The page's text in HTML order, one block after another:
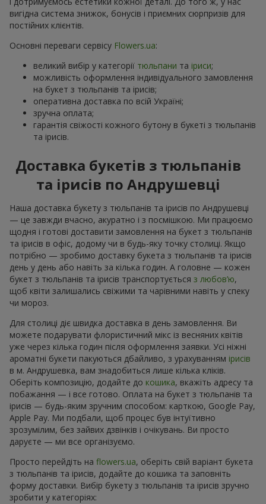
вигідна система знижок, бонусів і приємних сюрпризів для
постійних клієнтів.
Основні переваги сервісу Flowers.ua:
великий вибір у категорії тюльпани та іриси;
можливість оформлення індивідуального замовлення
на букет з тюльпанів та ірисів;
оперативна доставка по всій Україні;
зручна оплата;
гарантія свіжості кожного бутону в букеті з тюльпанів
та ірисів.
Доставка букетів з тюльпанів
та ірисів по Андрушевці
Наша доставка букету з тюльпанів та ірисів по Андрушевці
— це завжди вчасно, акуратно і з посмішкою. Ми працюємо
щодня і готові доставити замовлення на букет з тюльпанів
та ірисів в офіс, додому чи в будь-яку точку столиці. Якщо
потрібно — зробимо доставку букета з тюльпанів та ірисів
день у день або навіть за кілька годин. А головне — кожен
букет з тюльпанів та ірисів транспортується з любов’ю,
щоб квіти залишались свіжими та чарівними навіть у спеку
чи мороз.
Для столиці діє швидка доставка в день замовлення. Ви
можете подарувати флористичний мікс із весняних квітів
уже через кілька годин після оформлення заявки. Усі ніжні
ароматні букети пакуються дбайливо, з урахуванням ірисів
в м. Андрушевка, вам знадобиться лише кілька кліків.
Оберіть композицію, додайте до кошика, вкажіть адресу та
побажання — і все готово. Оплата на букет з тюльпанів та
ірисів — будь-яким зручним способом: карткою, Google Pay,
Apple Pay. Ми подбали, щоб процес був інтуїтивно
зрозумілим, без зайвих дзвінків і очікувань. Ви просто
даруєте — ми все організуємо.
Просто перейдіть на flowers.ua, оберіть свій варіант букета
з тюльпанів та ірисів, додайте до кошика та заповніть
форму доставки. Вибір букету з тюльпанів та ірисів зручно
зробити у категоріях: